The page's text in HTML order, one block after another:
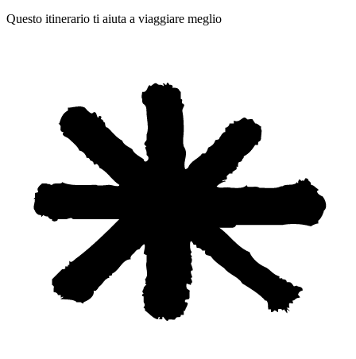
Questo itinerario ti aiuta a viaggiare meglio